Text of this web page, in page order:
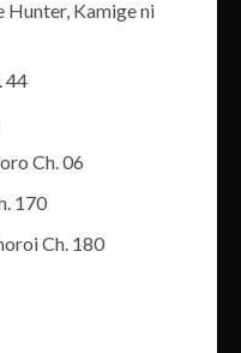
Hunter, Kamige ni
44
Ch. 06
170
Ch. 180